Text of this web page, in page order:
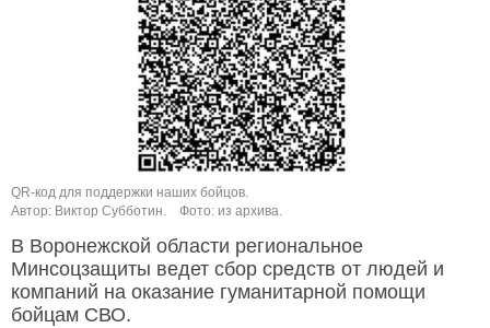
QR-код для поддержки наших бойцов.
Автор: Виктор Субботин.
Фото: из архива.
В Воронежской области региональное
Минсоцзащиты ведет сбор средств от людей и
компаний на оказание гуманитарной помощи
бойцам СВО.